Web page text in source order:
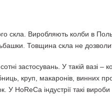
скла. Виробляють колби в
Товщина скла не
застосувань. У такій вазі
круп, макаронів, винних
У HoReCa індустрії такі